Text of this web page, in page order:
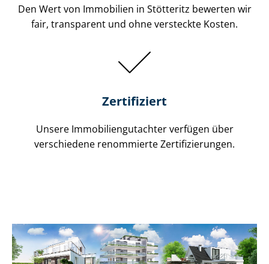
Den Wert von Immobilien in Stötteritz bewerten wir
fair, transparent und ohne versteckte Kosten.
Zertifiziert
Unsere Immobilien­gutachter verfügen über
verschiedene renommierte Zer­ti­fi­zie­run­gen.